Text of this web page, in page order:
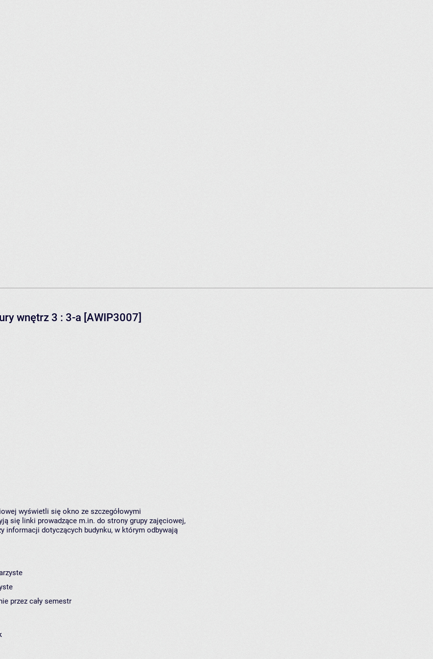
wnętrz 3 : 3-a [AWIP3007]
wyświetli się okno ze szczegółowymi
się linki prowadzące m.in. do strony grupy zajęciowej,
informacji dotyczących budynku, w którym odbywają
przez cały semestr